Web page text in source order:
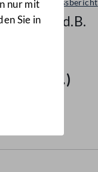
nur mit
Sie in
Ausschussbericht
1448 d.B.
d.B.)